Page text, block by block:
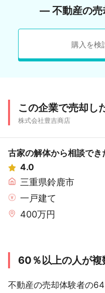
― 不動産の
購入を検
この企業で売却し
株式会社豊吉商店
古家の解体から相談でき
4.0
三重県鈴鹿市
一戸建て
400万円
60％以上の人が複
不動産の売却体験者の